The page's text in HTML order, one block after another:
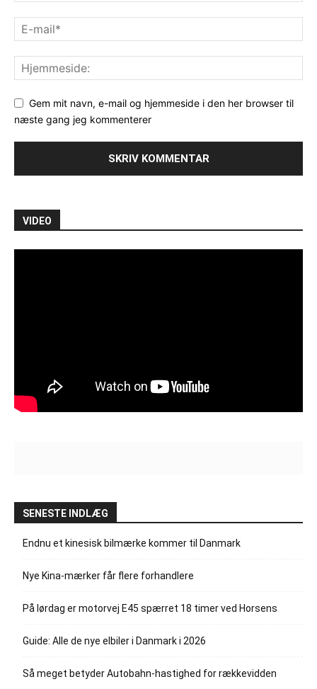
Gem mit navn, e-mail og hjemmeside i den her browser til
næste gang jeg kommenterer
VIDEO
SENESTE INDLÆG
Endnu et kinesisk bilmærke kommer til Danmark
Nye Kina-mærker får flere forhandlere
På lørdag er motorvej E45 spærret 18 timer ved Horsens
Guide: Alle de nye elbiler i Danmark i 2026
Så meget betyder Autobahn-hastighed for rækkevidden